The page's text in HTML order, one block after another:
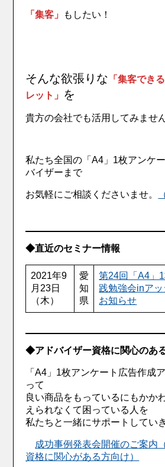
「集客」 もしたい！
そんな欲張りな 「集客でき
レット」 を
貴方の会社でも活用してみませ
私たち全国の「A4」1枚アンケ
バイザーまで
お気軽にご相談くださいませ。
◆直近のセミナー情報
2021年9
月23日
（木）
愛
知
県
第24回「A4」
践勉強会inア
お知らせ
◆アドバイザー資格に関心のあ
「A4」1枚アンケート広告作成
って
良い商品をもっているにもかか
えられなくて困っている人を
私たちと一緒にサポートしてい
成功事例発表会開催のご案内
資格に関心がある方向け）